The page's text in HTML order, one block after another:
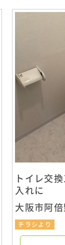
トイレ交
入れに
大阪市阿
チラシより